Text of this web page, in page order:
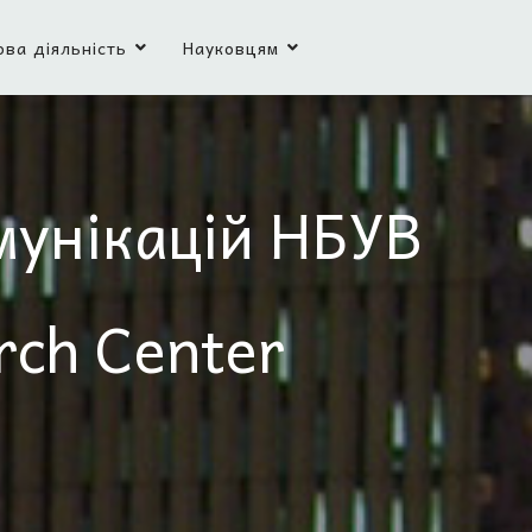
діяльність Науковцям
НБУВ
Center